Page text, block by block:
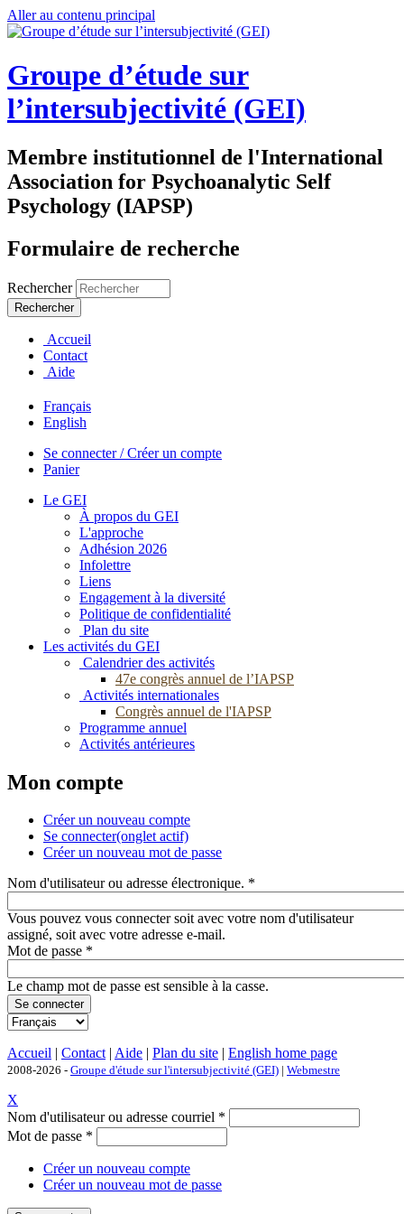
Aller au contenu principal
Groupe d’étude sur
l’intersubjectivité (GEI)
Membre institutionnel de l'International
Association for Psychoanalytic Self
Psychology (IAPSP)
Formulaire de recherche
Rechercher
Accueil
Contact
Aide
Français
English
Se connecter / Créer un compte
Panier
Le GEI
À propos du GEI
L'approche
Adhésion 2026
Infolettre
Liens
Engagement à la diversité
Politique de confidentialité
Plan du site
Les activités du GEI
Calendrier des activités
47e congrès annuel de l’IAPSP
Activités internationales
Congrès annuel de l'IAPSP
Programme annuel
Activités antérieures
Mon compte
Créer un nouveau compte
Se connecter(onglet actif)
Créer un nouveau mot de passe
Nom d'utilisateur ou adresse électronique. *
Vous pouvez vous connecter soit avec votre nom d'utilisateur
assigné, soit avec votre adresse e-mail.
Mot de passe *
Le champ mot de passe est sensible à la casse.
Accueil | Contact| Aide | Plan du site | English home page
2008-2026 - Groupe d'étude sur l'intersubjectivité (GEI) | Webmestre
X
Nom d'utilisateur ou adresse courriel *
Mot de passe *
Créer un nouveau compte
Créer un nouveau mot de passe